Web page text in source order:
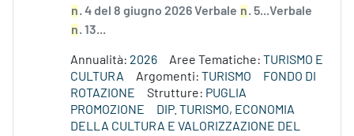
n. 4 del 8 giugno 2026 Verbale n. 5...Verbale
n. 13...
Annualità: 2026 Aree Tematiche: TURISMO E
CULTURA
Argomenti: TURISMO
FONDO DI
ROTAZIONE
Strutture: PUGLIA
PROMOZIONE
DIP. TURISMO, ECONOMIA
DELLA CULTURA E VALORIZZAZIONE DEL